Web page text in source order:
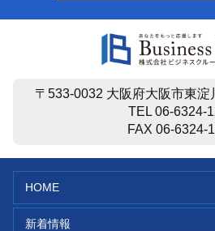
〒533-0032 大阪府大阪市東淀
TEL 06-6324-
FAX 06-6324-
HOME
新着情報